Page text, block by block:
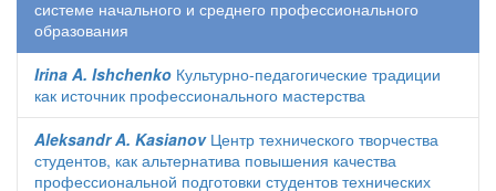
системе начального и среднего профессионального
образования
Irina A. Ishchenko Культурно-педагогические традиции
как источник профессионального мастерства
Aleksandr A. KasianovЦентр технического творчества
студентов, как альтернатива повышения качества
профессиональной подготовки студентов технических